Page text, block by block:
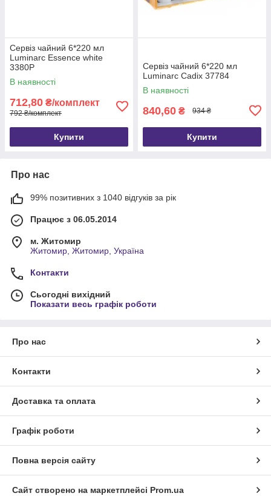
Сервіз чайний 6*220 мл
Luminarc Essence white
3380Р
В наявності
712,80 ₴/комплект
792 ₴/комплект
Купити
Сервіз чайний 6*220 мл
Luminarc Cadix 37784
В наявності
840,60 ₴ 934 ₴
Купити
Про нас
99% позитивних з 1040 відгуків за рік
Працює з 06.05.2014
м. Житомир
Житомир, Житомир, Україна
Контакти
Сьогодні вихідний
Показати весь графік роботи
Про нас
Контакти
Доставка та оплата
Графік роботи
Повна версія сайту
Сайт створено на маркетплейсі Prom.ua